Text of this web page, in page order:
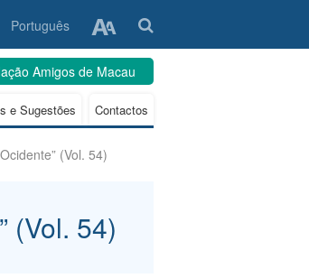
Português
Amigos de Macau
e Sugestões Contactos
(Vol. 54)
(Vol. 54)